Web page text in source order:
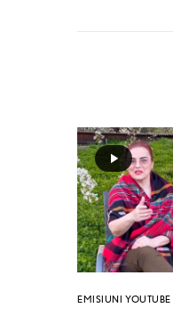
EMISIUNI YOUTUBE